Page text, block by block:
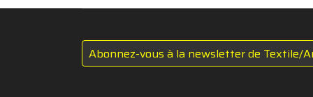
Abonnez-vous à la newsletter de Textile/